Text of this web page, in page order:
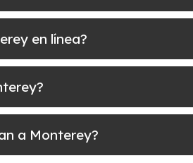
en línea?
a Monterey?